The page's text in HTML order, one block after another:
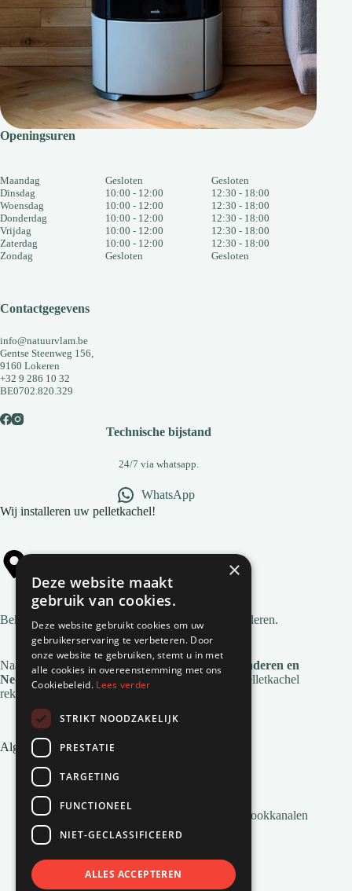
Openingsuren
Maandag
Dinsdag
Woensdag
Donderdag
Vrijdag
Zaterdag
Zondag
Gesloten
10:00 - 12:00
10:00 - 12:00
10:00 - 12:00
10:00 - 12:00
10:00 - 12:00
Gesloten
Gesloten
12:30 - 18:00
12:30 - 18:00
12:30 - 18:00
12:30 - 18:00
12:30 - 18:00
Gesloten
Contactgegevens
info@natuurvlam.be
Gentse Steenweg 156,
9160 Lokeren
+32 9 286 10 32
BE0702.820.329
Technische bijstand
24/7 via whatsapp.
WhatsApp
Wij installeren uw pelletkachel!
Alle gemeentes
Bekijkalle gemeentes waar wij pelletkachels installeren.
Naast deze regio's zijn we ook actief in
heel Vlaanderen en
Nederland . Voor de installatie en service van je pelletkachel
reken je op Natuurvlam!
Algemene links
Pelletkachel zonder afvoer
Inbouw pelletkachels
Installatie en montage
Alles wat je moet weten over Pelletkachel Rookkanalen
Pellets bestellen
Veelgestelde vragen
Pelletkachels van Natuurvlam
Pellets voor pelletkachels
Airco’s van Natuurvlam
×
Deze website maakt
gebruik van cookies.
Deze website gebruikt cookies om uw
gebruikerservaring te verbeteren. Door
onze website te gebruiken, stemt u in met
alle cookies in overeenstemming met ons
Cookiebeleid. Lees verder
STRIKT NOODZAKELIJK
PRESTATIE
TARGETING
FUNCTIONEEL
NIET-GECLASSIFICEERD
ALLES ACCEPTEREN